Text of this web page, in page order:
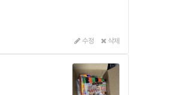
수정 삭제